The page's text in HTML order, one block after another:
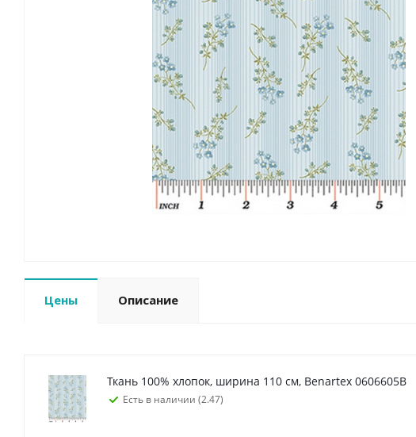
Цены Описание
Ткань 100% хлопок, ширина 110 см, Benartex 0606605B
Есть в наличии (2.47)